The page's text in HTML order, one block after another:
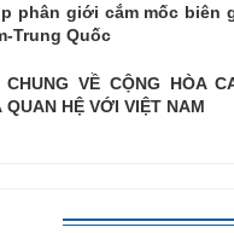
phân giới cắm mốc biên
Trung Quốc
VỀ CỘNG HÒA
QUAN HỆ VỚI VIỆT NAM